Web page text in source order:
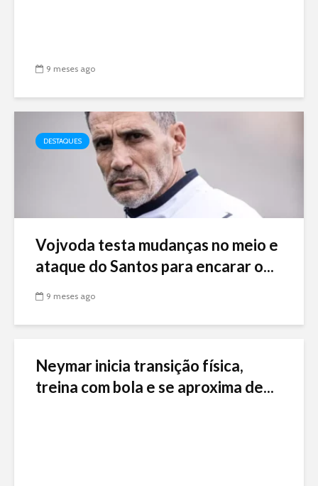
9 meses ago
DESTAQUES
Vojvoda testa mudanças no meio e
ataque do Santos para encarar o...
9 meses ago
Neymar inicia transição física,
treina com bola e se aproxima de...